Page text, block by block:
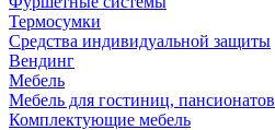
Термосумки
Средства индивидуальной защиты
Вендинг
Мебель
Мебель для гостиниц, пансионатов
Комплектующие мебель